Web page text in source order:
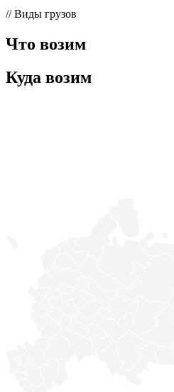
// Виды грузов
Что возим
Куда возим